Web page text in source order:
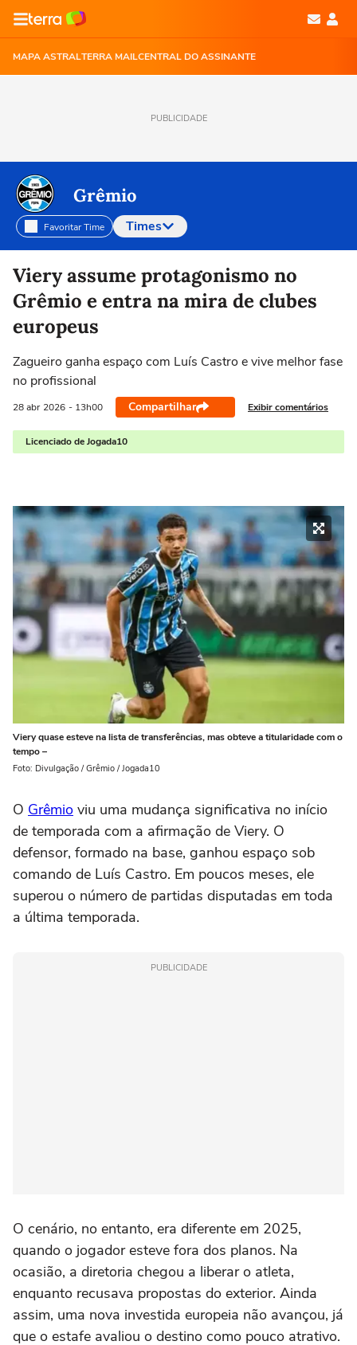
MAPA ASTRALTERRA MAILCENTRAL DO ASSINANTE
PUBLICIDADE
Grêmio
Favoritar Time Times
Selecione o time para ver as notícias
Viery assume protagonismo no
Grêmio e entra na mira de clubes
europeus
Zagueiro ganha espaço com Luís Castro e vive melhor fase
no profissional
28 abr 2026 - 13h00 Compartilhar Exibir comentários
Licenciado de Jogada10
Viery quase esteve na lista de transferências, mas obteve a titularidade com o
tempo –
Foto: Divulgação / Grêmio / Jogada10
O Grêmio viu uma mudança significativa no início
de temporada com a afirmação de Viery. O
defensor, formado na base, ganhou espaço sob
comando de Luís Castro. Em poucos meses, ele
superou o número de partidas disputadas em toda
a última temporada.
PUBLICIDADE
O cenário, no entanto, era diferente em 2025,
quando o jogador esteve fora dos planos. Na
ocasião, a diretoria chegou a liberar o atleta,
enquanto recusava propostas do exterior. Ainda
assim, uma nova investida europeia não avançou, já
que o estafe avaliou o destino como pouco atrativo.